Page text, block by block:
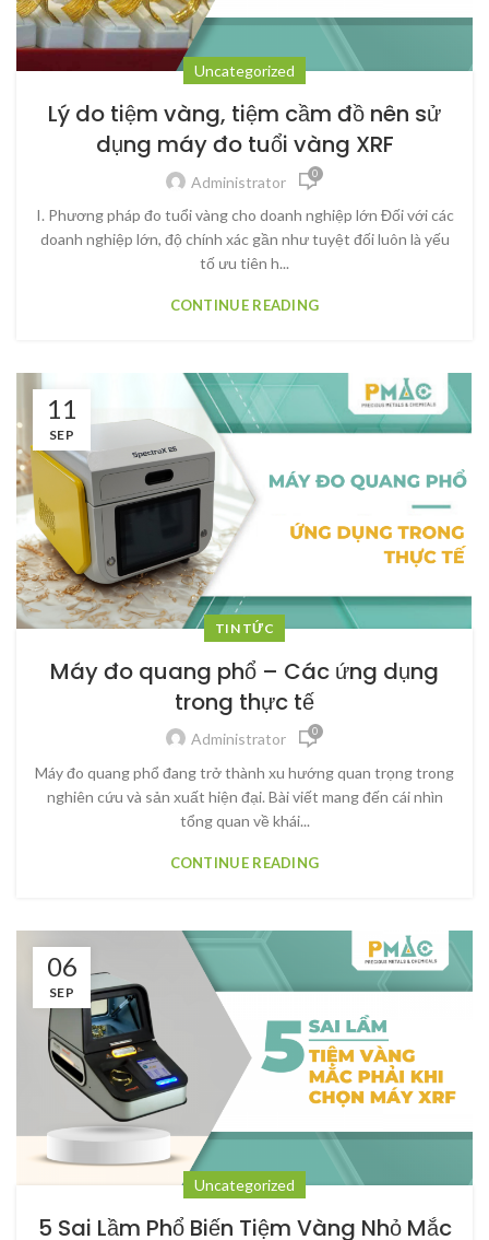
Uncategorized
Lý do tiệm vàng, tiệm cầm đồ nên sử
dụng máy đo tuổi vàng XRF
Administrator 0
I. Phương pháp đo tuổi vàng cho doanh nghiệp lớn Đối với các
doanh nghiệp lớn, độ chính xác gần như tuyệt đối luôn là yếu
tố ưu tiên h...
CONTINUE READING
11
SEP
TIN TỨC
Máy đo quang phổ – Các ứng dụng
trong thực tế
Administrator 0
Máy đo quang phổ đang trở thành xu hướng quan trọng trong
nghiên cứu và sản xuất hiện đại. Bài viết mang đến cái nhìn
tổng quan về khái...
CONTINUE READING
06
SEP
Uncategorized
5 Sai Lầm Phổ Biến Tiệm Vàng Nhỏ Mắc